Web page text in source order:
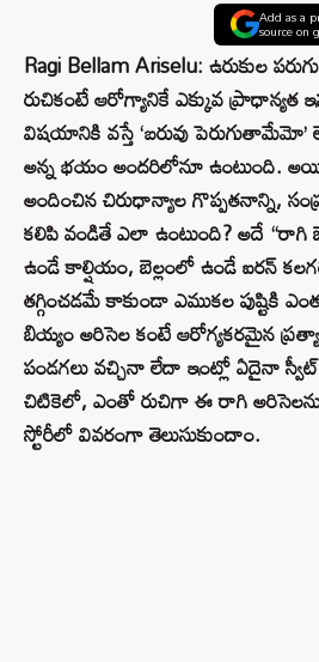
Add as a
source on
Ragi Bellam Ariselu: ఉరుకుల
రుచికంటే ఆరోగ్యానికే ఎక్కువ ప్రాధాన్యత
విషయానికి వస్తే ‘బరువు పెరుగుతామేమో’
అన్న భయం అందరిలోనూ ఉంటుంది.
అందించిన చిరుధాన్యాల గొప్పతనాన్ని,
కలిపి వండితే ఎలా ఉంటుంది? అదే “రాగి
ఉండే కాల్షియం, బెల్లంలో ఉండే ఐరన్
తగ్గించడమే కాకుండా ఎముకల పుష్టికి
బియ్యం అరిసెల కంటే ఆరోగ్యకరమైన
పండగలు వచ్చినా లేదా ఇంట్లో ఏదైనా
చిటికెలో, ఎంతో రుచిగా ఈ రాగి
స్టోరీలో వివరంగా తెలుసుకుందాం.